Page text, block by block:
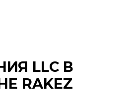
LLC В
RAKEZ